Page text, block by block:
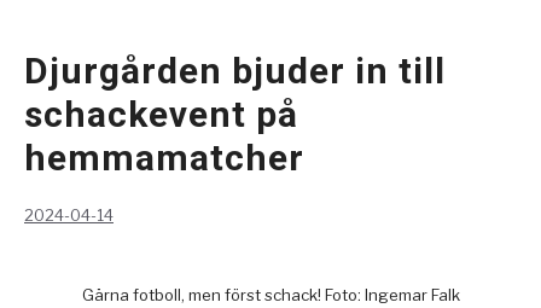
Djurgården bjuder in till
schackevent på
hemmamatcher
2024-04-14
Gärna fotboll, men först schack! Foto: Ingemar Falk